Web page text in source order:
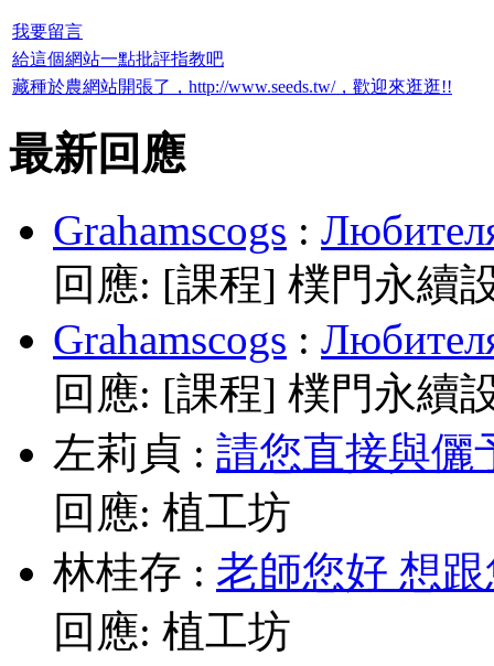
我要留言
給這個網站一點批評指教吧
藏種於農網站開張了，http://www.seeds.tw/，歡迎來逛逛!!
最新回應
Grahamscogs :
回應: [課程] 樸門永續
Grahamscogs :
回應: [課程] 樸門永續
左莉貞 : 請您直接與儷
回應: 植工坊
林桂存 : 老師您好 想
回應: 植工坊